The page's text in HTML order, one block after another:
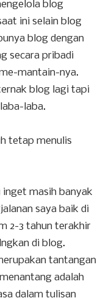
blog
ini selain blog
blog dengan
secara pribadi
mantain-nya.
blog lagi tapi
laba.
tetap menulis
masih banyak
saya baik di
2-3 tahun terakhir
di blog.
tantangan
adalah
dalam tulisan